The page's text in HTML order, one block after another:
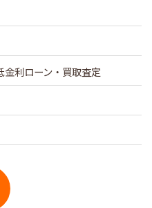
金利ローン・買取査定